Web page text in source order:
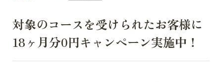
対象のコースを受けられたお客様に
18ヶ月分0円キャンペーン実施中！